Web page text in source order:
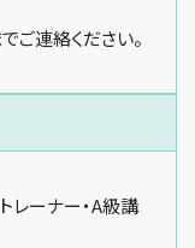
ご連絡ください。
レーナー・A級講